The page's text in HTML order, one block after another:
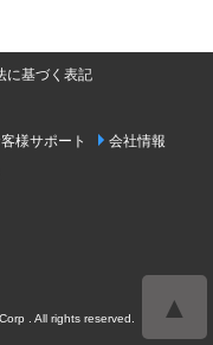
▲
に基づく表記
様サポート
会社情報
. All rights reserved.